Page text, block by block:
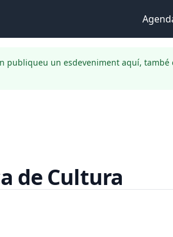
publiqueu un esdeveniment aquí,
de Cultura